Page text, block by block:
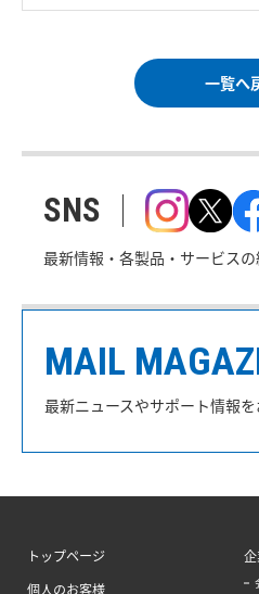
一覧へ
SNS
最新情報・各製品・サービス
MAIL
最新ニュースやサポート情報
トップページ
個人のお客様